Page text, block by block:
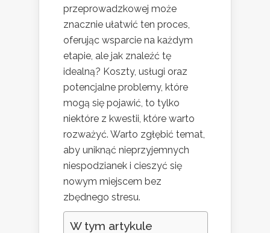
przeprowadzkowej może
znacznie ułatwić ten proces,
oferując wsparcie na każdym
etapie, ale jak znaleźć tę
idealną? Koszty, usługi oraz
potencjalne problemy, które
mogą się pojawić, to tylko
niektóre z kwestii, które warto
rozważyć. Warto zgłębić temat,
aby uniknąć nieprzyjemnych
niespodzianek i cieszyć się
nowym miejscem bez
zbędnego stresu.
W tym artykule